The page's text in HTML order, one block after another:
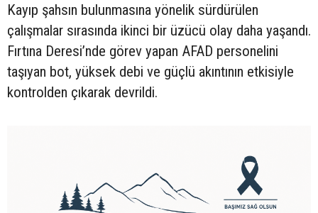
Kayıp şahsın bulunmasına yönelik sürdürülen
çalışmalar sırasında ikinci bir üzücü olay daha yaşandı.
Fırtına Deresi’nde görev yapan AFAD personelini
taşıyan bot, yüksek debi ve güçlü akıntının etkisiyle
kontrolden çıkarak devrildi.